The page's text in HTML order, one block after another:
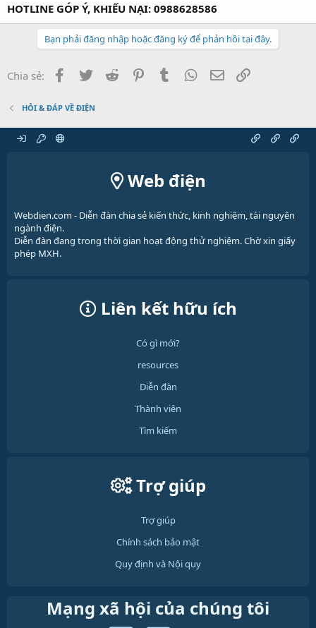
HOTLINE GÓP Ý, KHIẾU NẠI: 0988628586
Bạn phải đăng nhập hoặc đăng ký để phản hồi tại đây.
Chia sẻ: Facebook
Twitter Reddit PinterestTumblr WhatsApp
Email
HỎI & ĐÁP VỀ ĐIỆN
Web điện
Webdien.com - Diễn đàn chia sẻ kiến thức, kinh nghiệm, tài nguyên
ngành điện.
Diễn đàn đang trong thời gian hoạt động thử nghiệm. Chờ xin giấy
phép MXH.
Liên kết hữu ích
Có gì mới?
resources
Diễn đàn
Thành viên
Tìm kiếm
Trợ giúp
Trợ giúp
Chính sách bảo mật
Quy định và Nội quy
Mạng xã hội của chúng tôi